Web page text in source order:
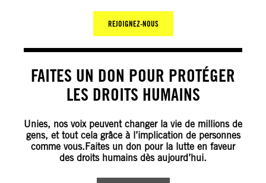
REJOIGNEZ-NOUS
FAITES UN DON POUR PROTÉGER
LES DROITS HUMAINS
Unies, nos voix peuvent changer la vie de millions de
gens, et tout cela grâce à l’implication de personnes
comme vous.Faites un don pour la lutte en faveur
des droits humains dès aujourd’hui.